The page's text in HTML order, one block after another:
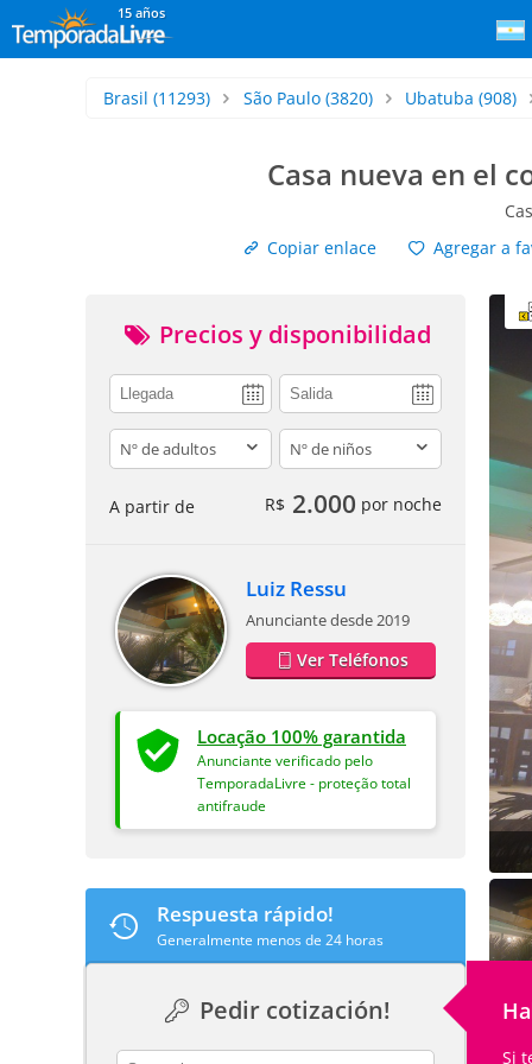
15 años
Brasil (11293) São Paulo(3820) Ubatuba (908)
Casa nueva en el
Copiar enlace
Agregar a
Precios y disponibilidad
adults children
A partir de R$ 2.000 por noche
Luiz Ressu
Anunciante desde 2019
Ver Teléfonos
Locação 100% garantida
Anunciante verificado pelo
TemporadaLivre - proteção total
antifraude
Respuesta rápido!
Generalmente menos de 24 horas
Pedir cotización!
Si